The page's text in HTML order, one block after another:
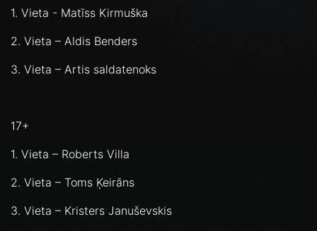
1. Vieta - Matīss Kirmuška
2. Vieta – Aldis Benders
3. Vieta – Artis saldatenoks
17+
1. Vieta – Roberts Villa
2. Vieta – Toms Ķeirāns
3. Vieta – Kristers Januševskis